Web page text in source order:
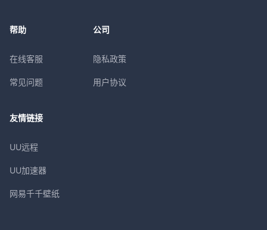
帮助
在线客服
常见问题
公司
隐私政策
用户协议
友情链接
UU远程
UU加速器
网易千千壁纸